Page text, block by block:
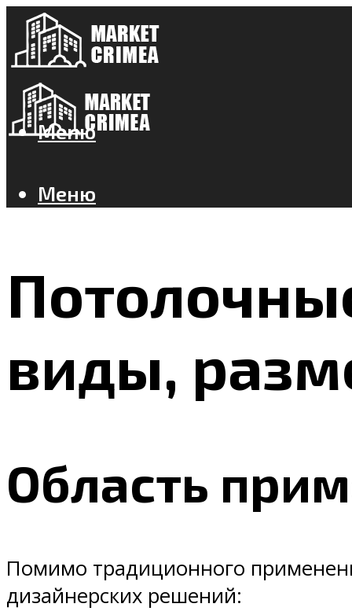
Меню
Меню
виды,
Область
Помимо традиционного
дизайнерских решений: